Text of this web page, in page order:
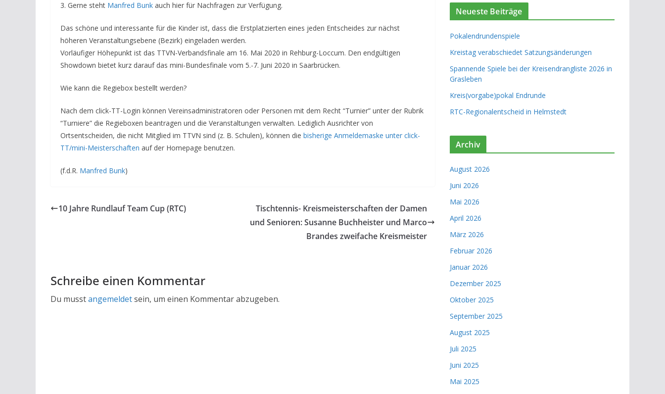
3. Gerne steht Manfred Bunk auch hier für Nachfragen zur Verfügung.
Das schöne und interessante für die Kinder ist, dass die Erstplatzierten eines jeden Entscheides zur nächst
höheren Veranstaltungsebene (Bezirk) eingeladen werden.
Vorläufiger Höhepunkt ist das TTVN-Verbandsfinale am 16. Mai 2020 in Rehburg-Loccum. Den endgültigen
Showdown bietet kurz darauf das mini-Bundesfinale vom 5.-7. Juni 2020 in Saarbrücken.
Wie kann die Regiebox bestellt werden?
Nach dem click-TT-Login können Vereinsadministratoren oder Personen mit dem Recht “Turnier” unter der Rubrik
“Turniere” die Regieboxen beantragen und die Veranstaltungen verwalten. Lediglich Ausrichter von
Ortsentscheiden, die nicht Mitglied im TTVN sind (z. B. Schulen), können die bisherige Anmeldemaske unter click-
TT/mini-Meisterschaften auf der Homepage benutzen.
(f.d.R. Manfred Bunk)
10 Jahre Rundlauf Team Cup (RTC)
Tischtennis- Kreismeisterschaften der Damen
und Senioren: Susanne Buchheister und Marco
Brandes zweifache Kreismeister
Schreibe einen Kommentar
Du musstangemeldetsein, um einen Kommentar abzugeben.
Neueste Beiträge
Pokalendrundenspiele
Kreistag verabschiedet Satzungsänderungen
Spannende Spiele bei der Kreisendrangliste 2026 in
Grasleben
Kreis(vorgabe)pokal Endrunde
RTC-Regionalentscheid in Helmstedt
Archiv
August 2026
Juni 2026
Mai 2026
April 2026
März 2026
Februar 2026
Januar 2026
Dezember 2025
Oktober 2025
September 2025
August 2025
Juli 2025
Juni 2025
Mai 2025